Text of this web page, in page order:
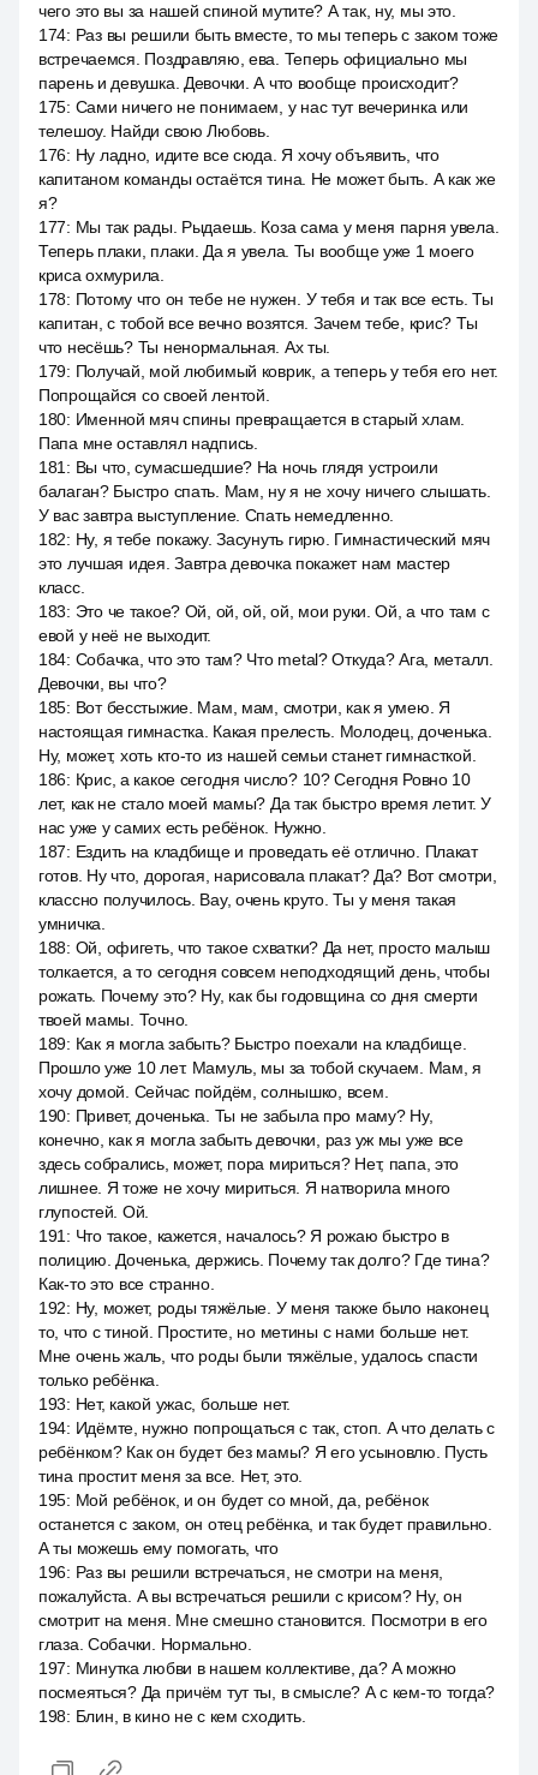
чего это вы за нашей спиной мутите? А так, ну, мы это.
174: Раз вы решили быть вместе, то мы теперь с заком тоже
встречаемся. Поздравляю, ева. Теперь официально мы
парень и девушка. Девочки. А что вообще происходит?
175: Сами ничего не понимаем, у нас тут вечеринка или
телешоу. Найди свою Любовь.
176: Ну ладно, идите все сюда. Я хочу объявить, что
капитаном команды остаётся тина. Не может быть. А как же
я?
177: Мы так рады. Рыдаешь. Коза сама у меня парня увела.
Теперь плаки, плаки. Да я увела. Ты вообще уже 1 моего
криса охмурила.
178: Потому что он тебе не нужен. У тебя и так все есть. Ты
капитан, с тобой все вечно возятся. Зачем тебе, крис? Ты
что несёшь? Ты ненормальная. Ах ты.
179: Получай, мой любимый коврик, а теперь у тебя его нет.
Попрощайся со своей лентой.
180: Именной мяч спины превращается в старый хлам.
Папа мне оставлял надпись.
181 : Вы что, сумасшедшие? На ночь глядя устроили
балаган? Быстро спать. Мам, ну я не хочу ничего слышать.
У вас завтра выступление. Спать немедленно.
182: Ну, я тебе покажу. Засунуть гирю. Гимнастический мяч
это лучшая идея. Завтра девочка покажет нам мастер
класс.
183: Это че такое? Ой, ой, ой, ой, мои руки. Ой, а что там с
евой у неё не выходит.
184: Собачка, что это там? Что metal? Откуда? Ага, металл.
Девочки, вы что?
185: Вот бесстыжие. Мам, мам, смотри, как я умею. Я
настоящая гимнастка. Какая прелесть. Молодец, доченька.
Ну, может, хоть кто-то из нашей семьи станет гимнасткой.
186: Крис, а какое сегодня число? 10? Сегодня Ровно 10
лет, как не стало моей мамы? Да так быстро время летит. У
нас уже у самих есть ребёнок. Нужно.
187: Ездить на кладбище и проведать её отлично. Плакат
готов. Ну что, дорогая, нарисовала плакат? Да? Вот смотри,
классно получилось. Вау, очень круто. Ты у меня такая
умничка.
188: Ой, офигеть, что такое схватки? Да нет, просто малыш
толкается, а то сегодня совсем неподходящий день, чтобы
рожать. Почему это? Ну, как бы годовщина со дня смерти
твоей мамы. Точно.
189: Как я могла забыть? Быстро поехали на кладбище.
Прошло уже 10 лет. Мамуль, мы за тобой скучаем. Мам, я
хочу домой. Сейчас пойдём, солнышко, всем.
190: Привет, доченька. Ты не забыла про маму? Ну,
конечно, как я могла забыть девочки, раз уж мы уже все
здесь собрались, может, пора мириться? Нет, папа, это
лишнее. Я тоже не хочу мириться. Я натворила много
глупостей. Ой.
191 : Что такое, кажется, началось? Я рожаю быстро в
полицию. Доченька, держись. Почему так долго? Где тина?
Как-то это все странно.
192: Ну, может, роды тяжёлые. У меня также было наконец
то, что с тиной. Простите, но метины с нами больше нет.
Мне очень жаль, что роды были тяжёлые, удалось спасти
только ребёнка.
193: Нет, какой ужас, больше нет.
194: Идёмте, нужно попрощаться с так, стоп. А что делать с
ребёнком? Как он будет без мамы? Я его усыновлю. Пусть
тина простит меня за все. Нет, это.
195: Мой ребёнок, и он будет со мной, да, ребёнок
останется с заком, он отец ребёнка, и так будет правильно.
А ты можешь ему помогать, что
196: Раз вы решили встречаться, не смотри на меня,
пожалуйста. А вы встречаться решили с крисом? Ну, он
смотрит на меня. Мне смешно становится. Посмотри в его
глаза. Собачки. Нормально.
197: Минутка любви в нашем коллективе, да? А можно
посмеяться? Да причём тут ты, в смысле? А с кем-то тогда?
198: Блин, в кино не с кем сходить.